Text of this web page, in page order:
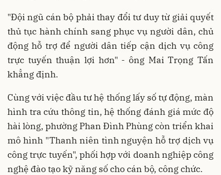
"Đội ngũ cán bộ phải thay đổi tư duy từ giải quyết
thủ tục hành chính sang phục vụ người dân, chủ
động hỗ trợ để người dân tiếp cận dịch vụ công
trực tuyến thuận lợi hơn" - ông Mai Trọng Tấn
khẳng định.
Cùng với việc đầu tư hệ thống lấy số tự động, màn
hình tra cứu thông tin, hệ thống đánh giá mức độ
hài lòng, phường Phan Đình Phùng còn triển khai
mô hình "Thanh niên tình nguyện hỗ trợ dịch vụ
công trực tuyến", phối hợp với doanh nghiệp công
nghệ đào tạo kỹ năng số cho cán bộ, công chức.